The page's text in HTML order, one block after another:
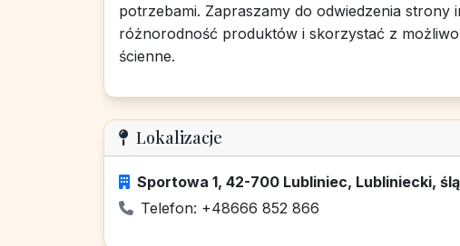
potrzebami. Zapraszamy do odwiedzenia
różnorodność produktów i skorzystać z
ścienne.
Lokalizacje
Sportowa 1, 42-700 Lubliniec, Lubliniecki,
Telefon: +48666 852 866